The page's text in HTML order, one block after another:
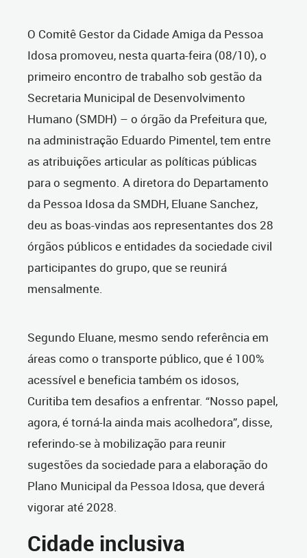
O Comitê Gestor da Cidade Amiga da Pessoa
Idosa promoveu, nesta quarta-feira (08/10), o
primeiro encontro de trabalho sob gestão da
Secretaria Municipal de Desenvolvimento
Humano (SMDH) – o órgão da Prefeitura que,
na administração Eduardo Pimentel, tem entre
as atribuições articular as políticas públicas
para o segmento. A diretora do Departamento
da Pessoa Idosa da SMDH, Eluane Sanchez,
deu as boas-vindas aos representantes dos 28
órgãos públicos e entidades da sociedade civil
participantes do grupo, que se reunirá
mensalmente.
Segundo Eluane, mesmo sendo referência em
áreas como o transporte público, que é 100%
acessível e beneficia também os idosos,
Curitiba tem desafios a enfrentar. “Nosso papel,
agora, é torná-la ainda mais acolhedora”, disse,
referindo-se à mobilização para reunir
sugestões da sociedade para a elaboração do
Plano Municipal da Pessoa Idosa, que deverá
vigorar até 2028.
Cidade inclusiva